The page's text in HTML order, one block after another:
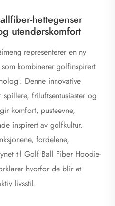
hettegenser
utendørskomfort
representerer en ny
kombinerer golfinspirert
Denne innovative
friluftsentusiaster og
komfort, pusteevne,
inspirert av golfkultur.
fordelene,
til Golf Ball Fiber Hoodie-
hvorfor de blir et
livsstil.